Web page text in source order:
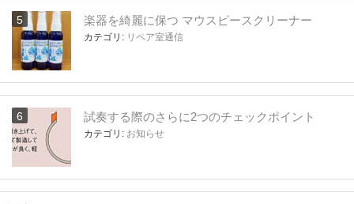
楽器を綺麗に保つ マウスピースクリーナー
カテゴリ: リペア室通信
試奏する際のさらに2つのチェックポイント
カテゴリ: お知らせ